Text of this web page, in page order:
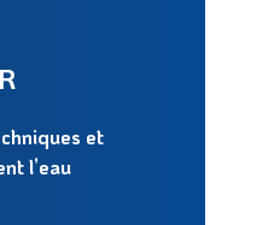
et
l’eau